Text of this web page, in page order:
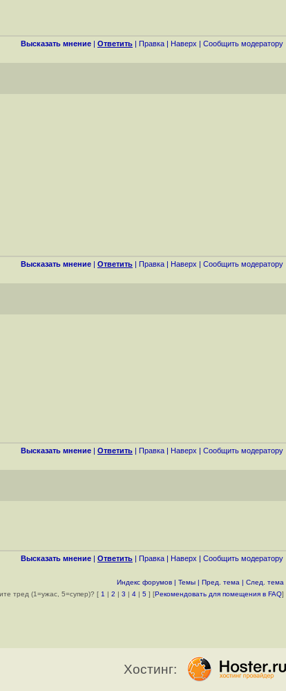
Высказать мнение | Ответить | Правка | Наверх | Cообщить модератору
Высказать мнение | Ответить | Правка | Наверх | Cообщить модератору
Высказать мнение | Ответить | Правка | Наверх | Cообщить модератору
Высказать мнение | Ответить | Правка | Наверх | Cообщить модератору
Индекс форумов | Темы | Пред. тема | След. тема
тред (1=ужас, 5=супер)? [ 1 | 2 | 3 | 4 | 5 ] [Рекомендовать для помещения в FAQ]
Хостинг: